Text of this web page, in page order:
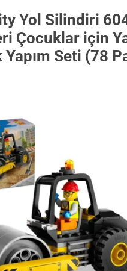
Yol Silindiri
Çocuklar için
Yapım Seti (78